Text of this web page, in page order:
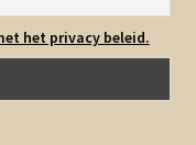
het privacy beleid.